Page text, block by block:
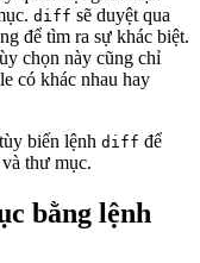
diff sẽ duyệt qua
để tìm ra sự khác biệt.
chọn này cũng chỉ
có khác nhau hay
biến lệnh diff để
thư mục.
bằng lệnh